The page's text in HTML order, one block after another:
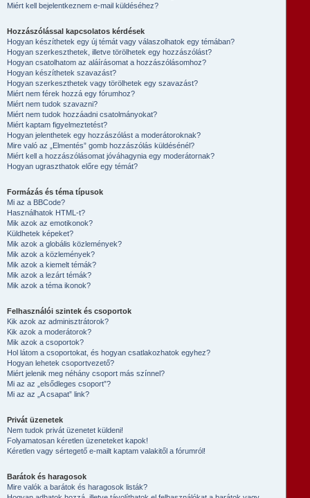
Miért kell bejelentkeznem e-mail küldéséhez?
Hozzászólással kapcsolatos kérdések
Hogyan készíthetek egy új témát vagy válaszolhatok egy témában?
Hogyan szerkeszthetek, illetve törölhetek egy hozzászólást?
Hogyan csatolhatom az aláírásomat a hozzászólásomhoz?
Hogyan készíthetek szavazást?
Hogyan szerkeszthetek vagy törölhetek egy szavazást?
Miért nem férek hozzá egy fórumhoz?
Miért nem tudok szavazni?
Miért nem tudok hozzáadni csatolmányokat?
Miért kaptam figyelmeztetést?
Hogyan jelenthetek egy hozzászólást a moderátoroknak?
Mire való az „Elmentés” gomb hozzászólás küldésénél?
Miért kell a hozzászólásomat jóváhagynia egy moderátornak?
Hogyan ugraszthatok előre egy témát?
Formázás és téma típusok
Mi az a BBCode?
Használhatok HTML-t?
Mik azok az emotikonok?
Küldhetek képeket?
Mik azok a globális közlemények?
Mik azok a közlemények?
Mik azok a kiemelt témák?
Mik azok a lezárt témák?
Mik azok a téma ikonok?
Felhasználói szintek és csoportok
Kik azok az adminisztrátorok?
Kik azok a moderátorok?
Mik azok a csoportok?
Hol látom a csoportokat, és hogyan csatlakozhatok egyhez?
Hogyan lehetek csoportvezető?
Miért jelenik meg néhány csoport más színnel?
Mi az az „elsődleges csoport”?
Mi az az „A csapat” link?
Privát üzenetek
Nem tudok privát üzenetet küldeni!
Folyamatosan kéretlen üzeneteket kapok!
Kéretlen vagy sértegető e-mailt kaptam valakitől a fórumról!
Barátok és haragosok
Mire valók a barátok és haragosok listák?